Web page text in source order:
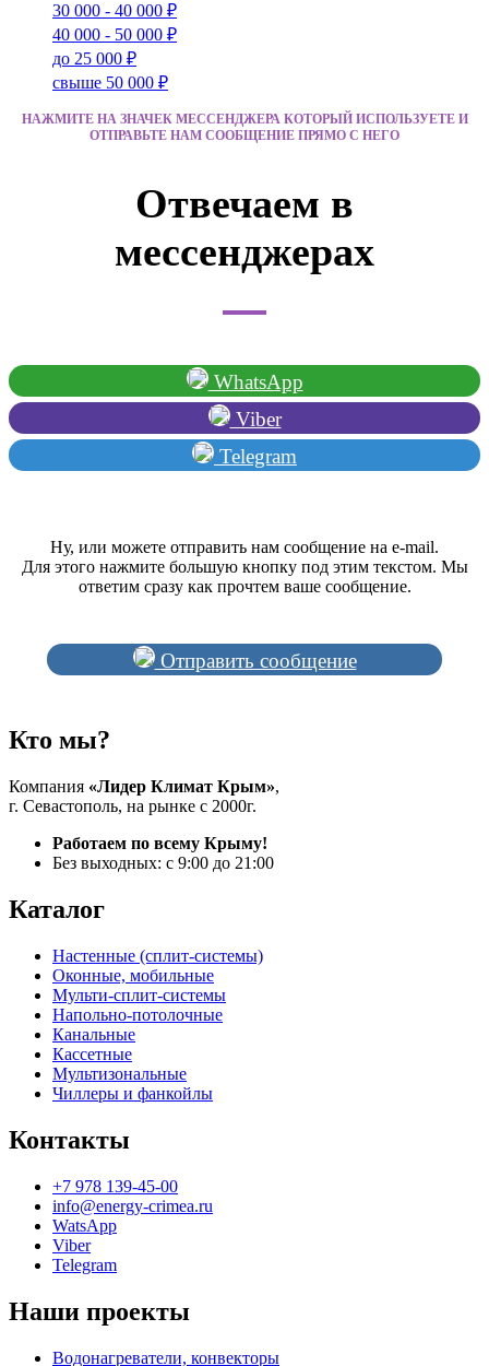
30 000 - 40 000 ₽
40 000 - 50 000 ₽
до 25 000 ₽
свыше 50 000 ₽
НАЖМИТЕ НА ЗНАЧЕК МЕССЕНДЖЕРА КОТОРЫЙ ИСПОЛЬЗУЕТЕ И
ОТПРАВЬТЕ НАМ СООБЩЕНИЕ ПРЯМО С НЕГО
Отвечаем в
мессенджерах
WhatsApp
Viber
Telegram
Ну, или можете отправить нам сообщение на e-mail.
Для этого нажмите большую кнопку под этим текстом. Мы
ответим сразу как прочтем ваше сообщение.
Отправить сообщение
Кто мы?
Компания «Лидер Климат Крым»,
г. Севастополь, на рынке с 2000г.
Работаем по всему Крыму!
Без выходных: с 9:00 до 21:00
Каталог
Настенные (сплит-системы)
Оконные, мобильные
Мульти-сплит-системы
Напольно-потолочные
Канальные
Кассетные
Мультизональные
Чиллеры и фанкойлы
Контакты
+7 978 139-45-00
info@energy-crimea.ru
WatsApp
Viber
Telegram
Наши проекты
Водонагреватели, конвекторы